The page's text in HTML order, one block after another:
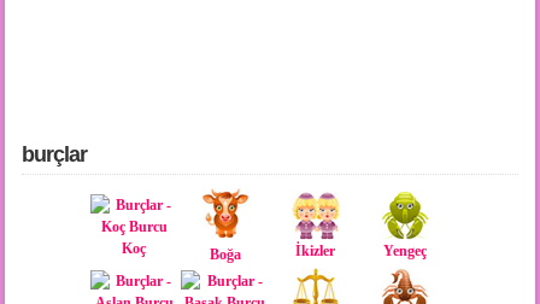
burçlar
Koç Boğa İkizler Yengeç